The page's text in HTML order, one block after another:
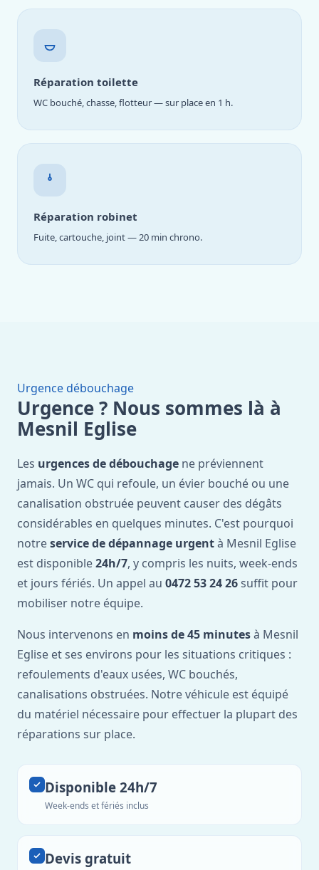
Réparation toilette
WC bouché, chasse, flotteur — sur place en 1 h.
Réparation robinet
Fuite, cartouche, joint — 20 min chrono.
Urgence débouchage
Urgence ? Nous sommes là à
Mesnil Eglise
Les urgences de débouchage ne préviennent
jamais. Un WC qui refoule, un évier bouché ou une
canalisation obstruée peuvent causer des dégâts
considérables en quelques minutes. C'est pourquoi
notreservice de dépannage urgentà Mesnil Eglise
est disponible24h/7, y compris les nuits, week-ends
et jours fériés. Un appel au 0472 53 24 26 suffit pour
mobiliser notre équipe.
Nous intervenons en moins de 45 minutesà Mesnil
Eglise et ses environs pour les situations critiques :
refoulements d'eaux usées, WC bouchés,
canalisations obstruées. Notre véhicule est équipé
du matériel nécessaire pour effectuer la plupart des
réparations sur place.
Disponible 24h/7
Week-ends et fériés inclus
Devis gratuit